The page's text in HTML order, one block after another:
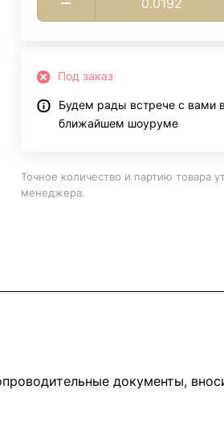
Под заказ
Будем рады встрече с вами в
ближайшем шоуруме
Точное количество и партию товара
менеджера.
документы,